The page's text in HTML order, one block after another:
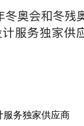
服务独家供应商